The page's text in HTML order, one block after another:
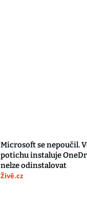
Microsoft se nepoučil.
potichu instaluje
nelze odinstalovat
Živě.cz